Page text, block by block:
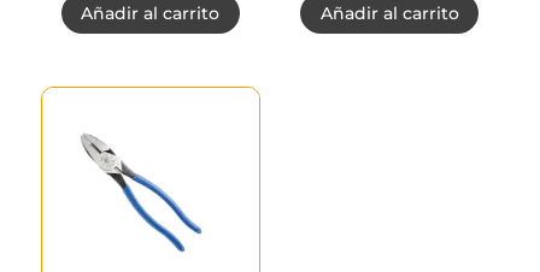
Añadir al carrito Añadir al carrito